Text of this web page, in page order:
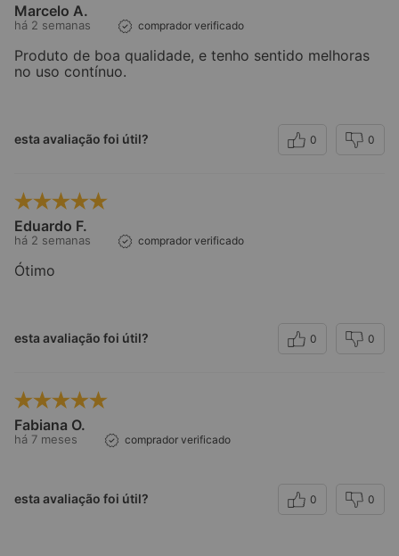
Marcelo A.
há 2 semanas comprador verificado
Produto de boa qualidade, e tenho sentido melhoras
no uso contínuo.
esta avaliação foi útil? 0 0
Eduardo F.
há 2 semanas comprador verificado
Ótimo
esta avaliação foi útil? 0 0
Fabiana O.
há 7 meses comprador verificado
esta avaliação foi útil? 0 0